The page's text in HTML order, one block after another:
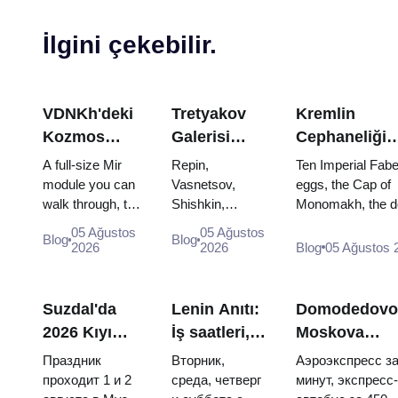
İlgini çekebilir.
VDNKh'deki
Kozmos
Pavyonu:
Rusya'nın En
Büyük Uzay
Sergisinin
İçinde
A full-size Mir
module you can
walk through, the
model, scorched
120 pieces of
Blog05 Ağustos
2026
Tretyakov
Galerisi
Başyapıtları:
Görülecek
Eserler İçin
Seyahat
Planı
Repin,
Vasnetsov,
Shishkin,
and Surikov —
where they
hang, and why
booking the...
Blog05 Ağustos
2026
Kremlin
Cephaneliği
Hazineleri:
Faberge
Yumurtaları,
Giyme
Ten Imperial
eggs, the Cap of
Monomakh, the
and the
Blog 05 Ağustos
Suzdal'da
2026 Kıyı
Günü:
biletler,
Праздник
проходит 1 и 2
Lenin Anıtı:
İş saatleri,
giriş ve
Kremlya
Вторник,
среда, четверг
Moskova
merkezine:
Aeroexpress,
Аэроэкспресс
минут, экспресс-